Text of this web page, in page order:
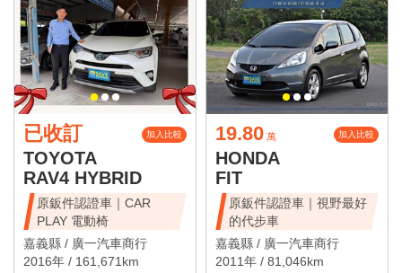
已收訂 加入比較
TOYOTA
RAV4 HYBRID
原鈑件認證車｜CAR
PLAY 電動椅
嘉義縣 / 廣一汽車商行
2016年 / 161,671km
19.80 萬 加入比較
HONDA
FIT
原鈑件認證車｜視野最好
的代步車
嘉義縣 / 廣一汽車商行
2011年 / 81,046km